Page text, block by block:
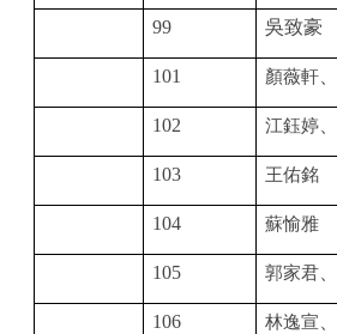
99 吳致豪
101 顏薇軒、
102 江鈺婷、
103 王佑銘
104 蘇愉雅
105 郭家君、
106 林逸宣